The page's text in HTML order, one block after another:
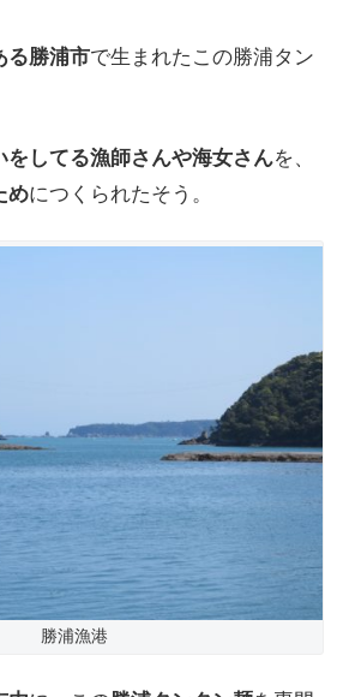
る勝浦市で生まれたこの勝浦タン
を してる漁師さんや海女さんを、
めにつくられたそう 。
勝浦漁港